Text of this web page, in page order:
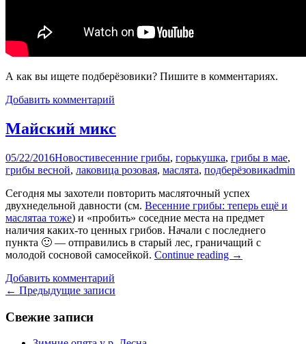
А как вы ищете подберёзовики? Пишите в комментариях.
Добавить комментарий
Майский микс
05/22/2016Новостивесенние грибы, горькушка, грибы в мае,
грибы весной, лаковица розовая, маслята, подберёзовикadmin
Сегодня мы захотели повторить масляточный успех
двухнедельной давности (см. Весенние грибы: теперь ещё и
маслятаа тоже) и «пробить» соседние места на предмет
наличия каких-то ценных грибов. Начали с последнего
пункта 🙂 — отправились в старый лес, граничащий с
молодой сосновой самосейкой. Continue reading →
Добавить комментарий
Навигация
по
← Предыдущие записи
Свежие записи